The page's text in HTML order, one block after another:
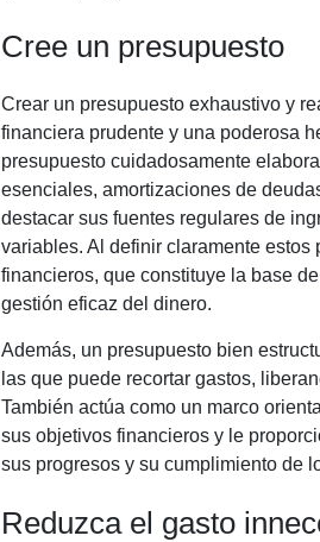
Cree un presupuesto
Crear un presupuesto exhaustivo y
financiera prudente y una poderosa
presupuesto cuidadosamente
esenciales, amortizaciones de
destacar sus fuentes regulares de
variables. Al definir claramente
financieros, que constituye la base
gestión eficaz del dinero.
Además, un presupuesto bien
las que puede recortar gastos,
También actúa como un marco
sus objetivos financieros y le
sus progresos y su cumplimiento de
Reduzca el gasto